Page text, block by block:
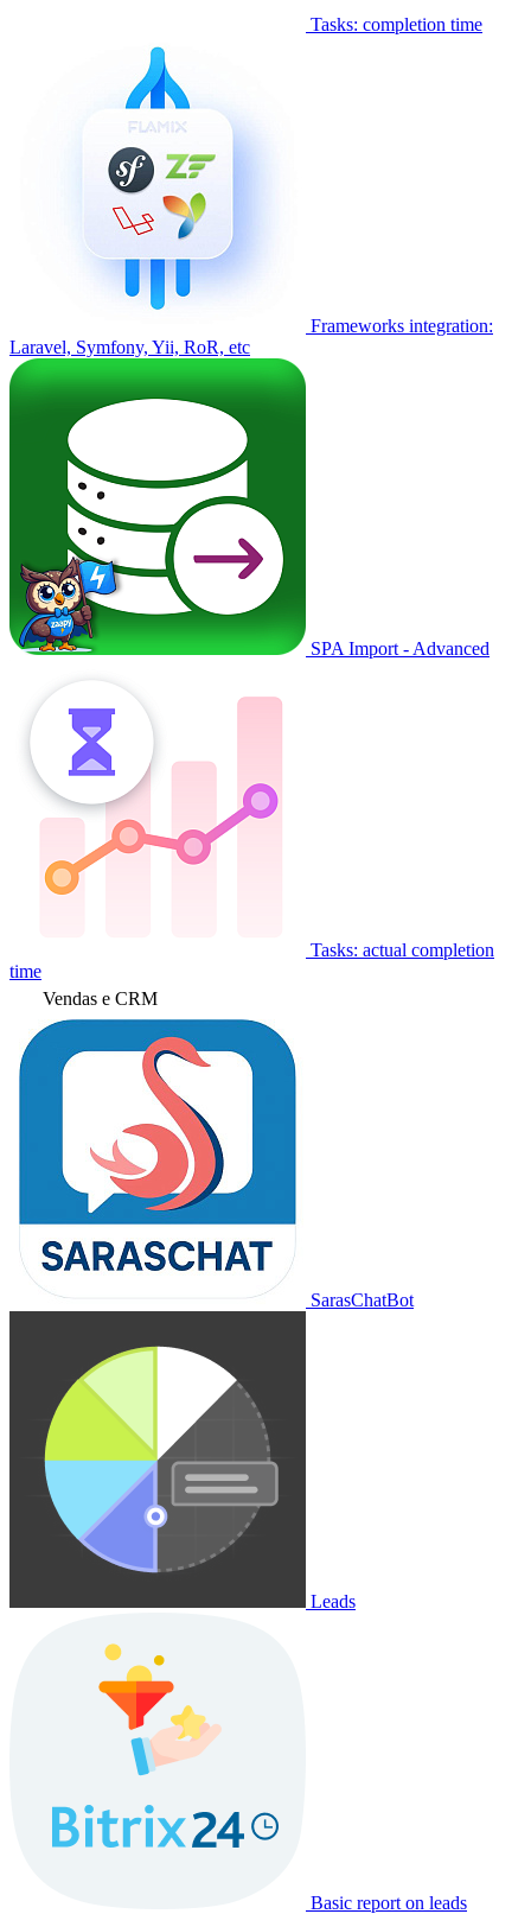
Tasks: completion time
Frameworks integration:
Laravel, Symfony, Yii, RoR, etc
SPA Import - Advanced
Tasks: actual completion
time
Vendas e CRM
SarasChatBot
Leads
Basic report on leads